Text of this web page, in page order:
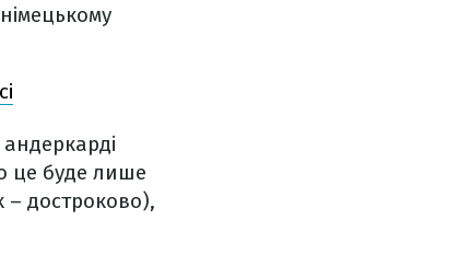
це буде лише
– достроково),